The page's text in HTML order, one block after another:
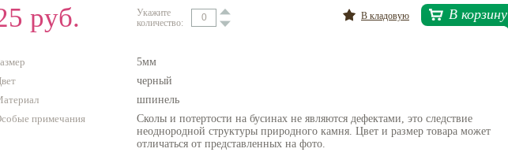
руб.
Укажите
количество:
В корзину
В кладовую
5мм
черный
шпинель
примечания
Сколы и потертости на бусинах не являются дефектами, это следствие
неоднородной структуры природного камня. Цвет и размер товара может
отличаться от представленных на фото.